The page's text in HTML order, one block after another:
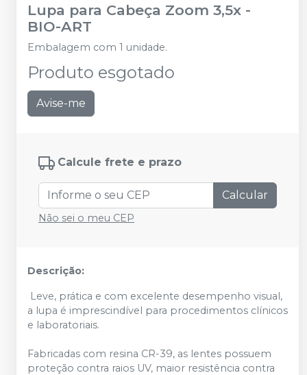
Lupa para Cabeça Zoom 3,5x -
BIO-ART
Embalagem com 1 unidade.
Produto esgotado
Avise-me
Calcule frete e prazo
Calcular
Não sei o meu CEP
Descrição:
Leve, prática e com excelente desempenho visual,
a lupa é imprescindível para procedimentos clínicos
e laboratoriais.
Fabricadas com resina CR-39, as lentes possuem
proteção contra raios UV, maior resistência contra